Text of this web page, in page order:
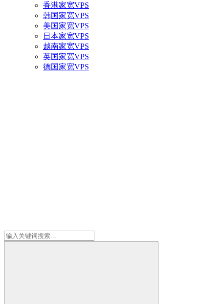
香港家宽VPS
韩国家宽VPS
美国家宽VPS
日本家宽VPS
越南家宽VPS
英国家宽VPS
德国家宽VPS